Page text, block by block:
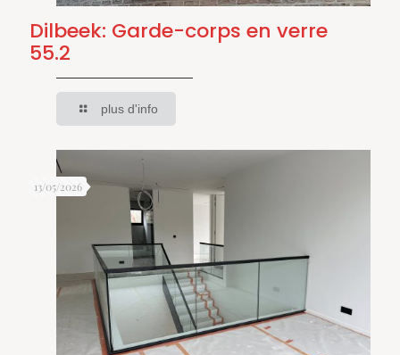
Dilbeek: Garde-corps en verre
55.2
plus d'info
13/05/2026